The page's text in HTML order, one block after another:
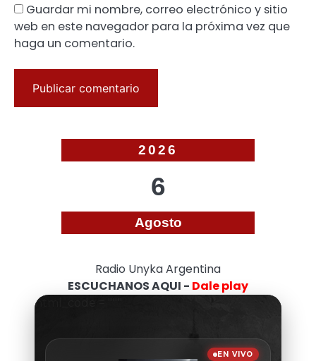
Guardar mi nombre, correo electrónico y sitio
web en este navegador para la próxima vez que
haga un comentario.
2026
6
Agosto
Radio Unyka Argentina
ESCUCHANOS AQUI - Dale play